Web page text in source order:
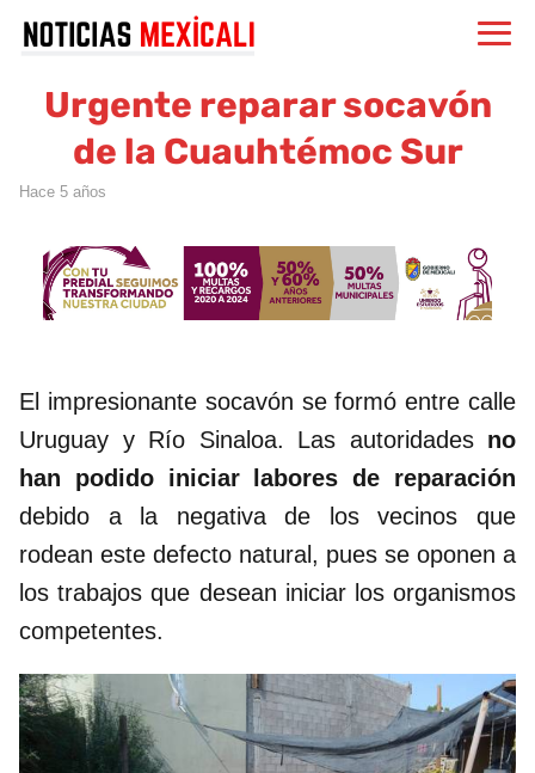
Urgente reparar socavón
de la Cuauhtémoc Sur
hace 5 años
El impresionante socavón se formó entre calle
Uruguay y Río Sinaloa. Las autoridades no
han podido iniciar labores de reparación
debido a la negativa de los vecinos que
rodean este defecto natural, pues se oponen a
los trabajos que desean iniciar los organismos
competentes.